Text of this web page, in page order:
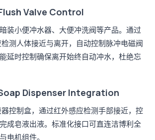
Valve Control
装小便冲水器、大便冲洗阀等产品。通过
测人体接近与离开，自动控制脉冲电磁阀
延时控制确保离开始终自动冲水，杜绝忘
Dispenser Integration
控制盒，通过红外感应检测手部接近，控
成皂液出液。标准化接口可直连洁博利全
电机组件。